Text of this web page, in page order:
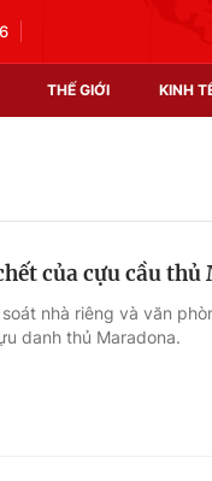
THẾ GIỚI KINH
của cựu cầu thủ
nhà riêng và văn
danh thủ Maradona.